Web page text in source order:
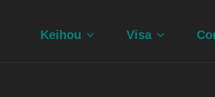
Keihou Visa